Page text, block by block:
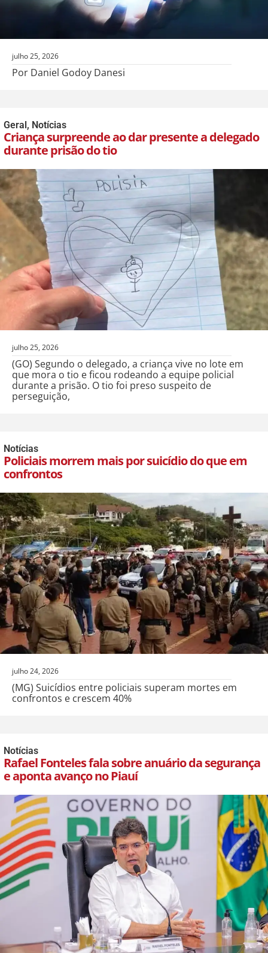
julho 25, 2026
Por Daniel Godoy Danesi
Geral, Notícias
Criança surpreende ao dar presente a delegado
durante prisão do tio
julho 25, 2026
(GO) Segundo o delegado, a criança vive no lote em
que mora o tio e ficou rodeando a equipe policial
durante a prisão. O tio foi preso suspeito de
perseguição,
Notícias
Policiais morrem mais por suicídio do que em
confrontos
julho 24, 2026
(MG) Suicídios entre policiais superam mortes em
confrontos e crescem 40%
Notícias
Rafael Fonteles fala sobre anuário da segurança
e aponta avanço no Piauí